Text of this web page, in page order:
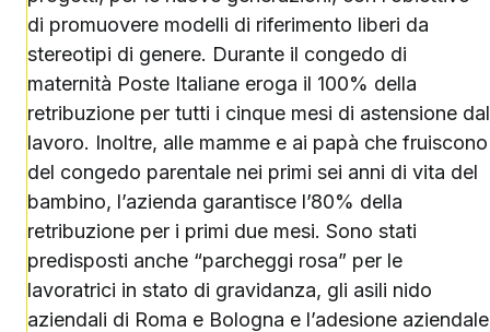
di promuovere modelli di riferimento liberi da
stereotipi di genere. Durante il congedo di
maternità Poste Italiane eroga il 100% della
retribuzione per tutti i cinque mesi di astensione dal
lavoro. Inoltre, alle mamme e ai papà che fruiscono
del congedo parentale nei primi sei anni di vita del
bambino, l’azienda garantisce l’80% della
retribuzione per i primi due mesi. Sono stati
predisposti anche “parcheggi rosa” per le
lavoratrici in stato di gravidanza, gli asili nido
aziendali di Roma e Bologna e l’adesione aziendale